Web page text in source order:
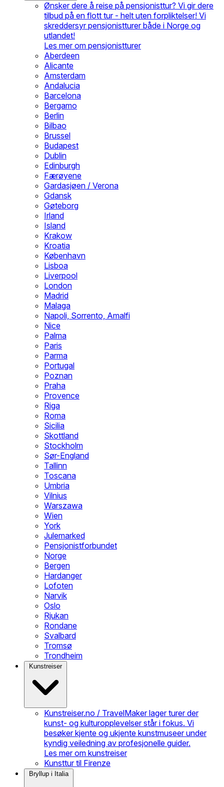
Ønsker dere å reise på pensjonisttur? Vi gir dere
tilbud på en flott tur - helt uten forpliktelser! Vi
skreddersyr pensjonistturer både i Norge og
utlandet!
Les mer om pensjonistturer
Aberdeen
Alicante
Amsterdam
Andalucia
Barcelona
Bergamo
Berlin
Bilbao
Brussel
Budapest
Dublin
Edinburgh
Færøyene
Gardasjøen / Verona
Gdansk
Gøteborg
Irland
Island
Krakow
Kroatia
København
Lisboa
Liverpool
London
Madrid
Malaga
Napoli, Sorrento, Amalfi
Nice
Palma
Paris
Parma
Portugal
Poznan
Praha
Provence
Riga
Roma
Sicilia
Skottland
Stockholm
Sør-England
Tallinn
Toscana
Umbria
Vilnius
Warszawa
Wien
York
Julemarked
Pensjonistforbundet
Norge
Bergen
Hardanger
Lofoten
Narvik
Oslo
Rjukan
Rondane
Svalbard
Tromsø
Trondheim
Kunstreiser
Kunstreiser.no / TravelMaker lager turer der
kunst- og kulturopplevelser står i fokus. Vi
besøker kjente og ukjente kunstmuseer under
kyndig veiledning av profesjonelle guider.
Les mer om kunstreiser
Kunsttur til Firenze
Bryllup i Italia